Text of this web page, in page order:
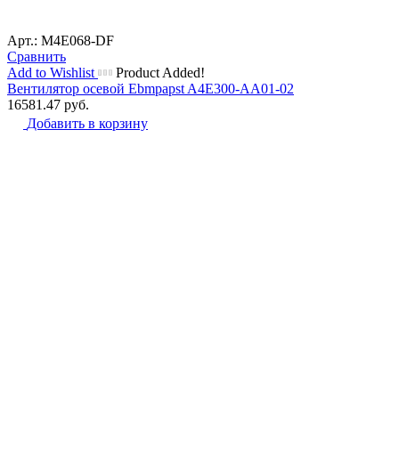
Арт.: M4E068-DF
Сравнить
Add to Wishlist
Product Added!
Вентилятор осевой Ebmpapst A4E300-AA01-02
16581.47 руб.
Добавить в корзину